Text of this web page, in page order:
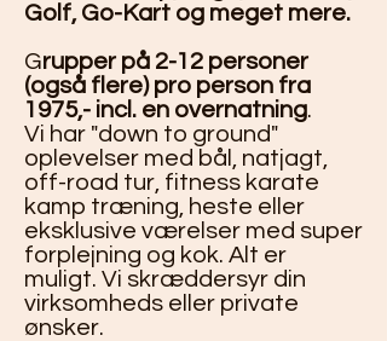
Golf, Go-Kart og meget mere.
Grupper på 2-12 personer
(også flere) pro person fra
1975,- incl. en overnatning.
Vi har "down to ground"
oplevelser med bål, natjagt,
off-road tur, fitness karate
kamp træning, heste eller
eksklusive værelser med super
forplejning og kok. Alt er
muligt. Vi skræddersyr din
virksomheds eller private
ønsker.